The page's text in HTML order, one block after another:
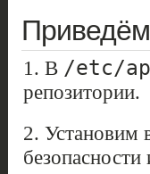
1. В /etc/
репозитории.
2. Установим